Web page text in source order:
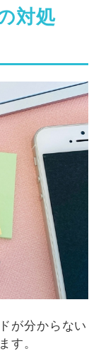
対処
が分からない
す。